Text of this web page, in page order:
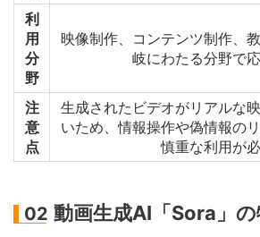
利
用
分
野
映像制作、コンテンツ制作、
岐にわたる分野で
注
意
点
生成されたビデオがリアルな
いため、情報操作や偽情報の
慎重な利用が
02 動画生成AI「Sora」